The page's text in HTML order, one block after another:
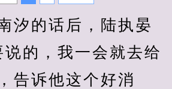
的话后，陆执晏
的，我一会就去给
告诉他这个好消